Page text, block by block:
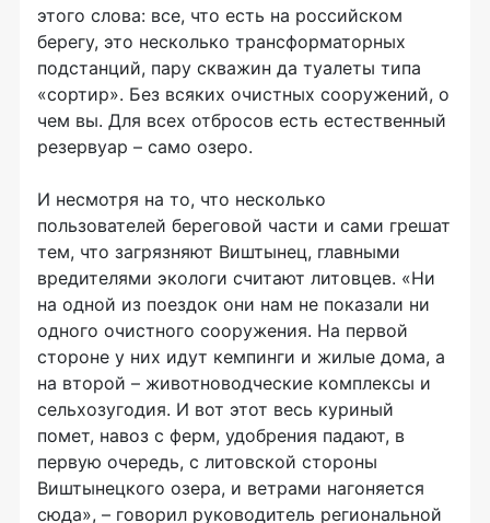
этого слова: все, что есть на российском
берегу, это несколько трансформаторных
подстанций, пару скважин да туалеты типа
«сортир». Без всяких очистных сооружений, о
чем вы. Для всех отбросов есть естественный
резервуар – само озеро.
И несмотря на то, что несколько
пользователей береговой части и сами грешат
тем, что загрязняют Виштынец, главными
вредителями экологи считают литовцев. «Ни
на одной из поездок они нам не показали ни
одного очистного сооружения. На первой
стороне у них идут кемпинги и жилые дома, а
на второй – животноводческие комплексы и
сельхозугодия. И вот этот весь куриный
помет, навоз с ферм, удобрения падают, в
первую очередь, с литовской стороны
Виштынецкого озера, и ветрами нагоняется
сюда», – говорил руководитель региональной